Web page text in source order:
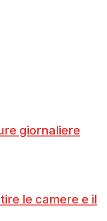
giornaliere
le camere e il